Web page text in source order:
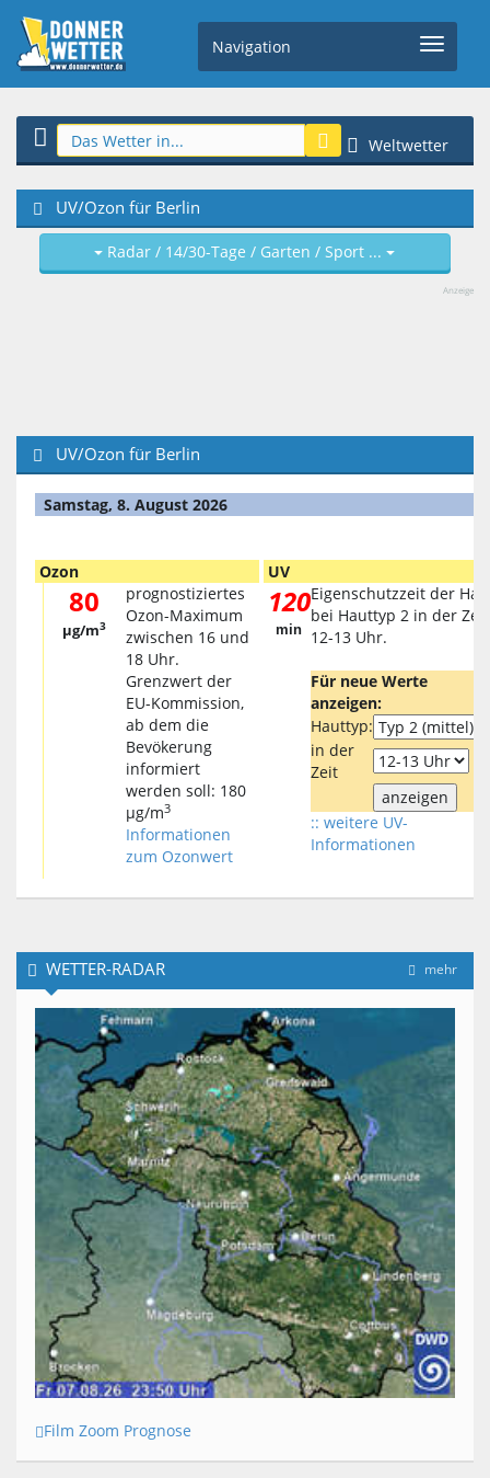
Navigation
Weltwetter
UV/Ozon für Berlin
Radar / 14/30-Tage / Garten / Sport ...
Anzeige
UV/Ozon für Berlin
Samstag, 8. August 2026
Ozon
80
µg/m3
prognostiziertes
Ozon-Maximum
zwischen 16 und
18 Uhr.
Grenzwert der
EU-Kommission,
ab dem die
Bevökerung
informiert
werden soll: 180
µg/m3
Informationen
zum Ozonwert
UV
120
min
Eigenschutzzeit der
bei Hauttyp 2 in der Zeit
12-13 Uhr.
Für neue Werte
anzeigen:
Hauttyp:
in der
Zeit
:: weitere UV-
Informationen
mehr
WETTER-RADAR
Film Zoom Prognose